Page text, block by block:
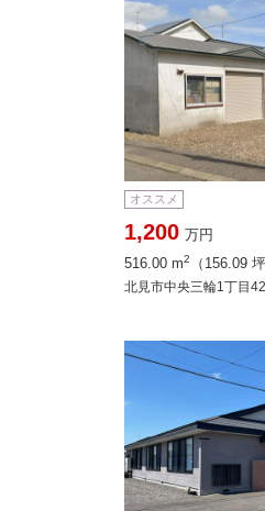
オススメ
1,200 万円
516.00 m2 （156.09
北見市中央三輪1丁目